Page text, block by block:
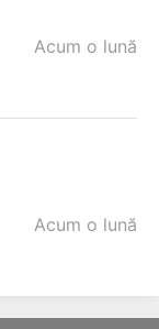
Acum o lună
Acum o lună